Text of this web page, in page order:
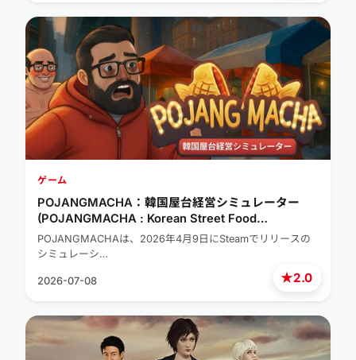
★2.0
ゲーム
POJANGMACHA：韓国屋台経営シミュレーター
(POJANGMACHA : Korean Street Food
Management Simulator)
POJANGMACHAは、2026年4月9日にSteamでリリースの
シミュレーシ…
2026-07-08